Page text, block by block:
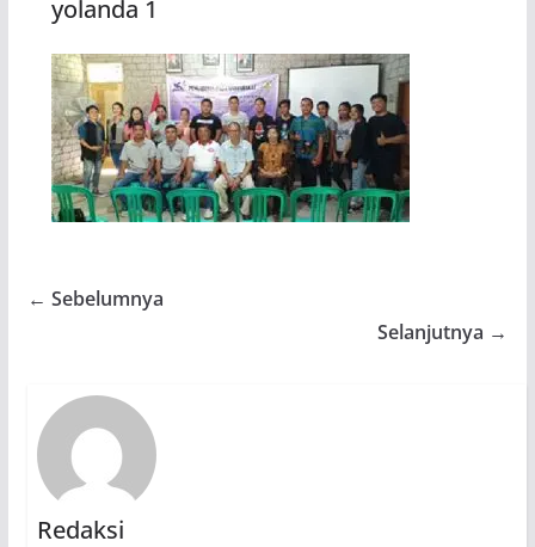
yolanda 1
← Sebelumnya
Selanjutnya →
Redaksi